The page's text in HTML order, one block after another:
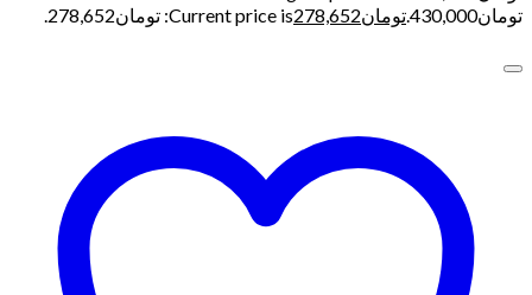
تومان430,000.
تومان278,652Current price is: تومان278,652.